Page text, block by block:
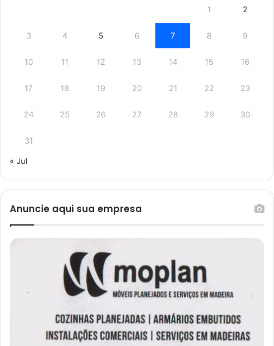
1 2
3 4 5 6 7 8 9
10 11 12 13 14 15 16
17 18 19 20 21 22 23
24 25 26 27 28 29 30
31
« Jul
Anuncie aqui sua empresa